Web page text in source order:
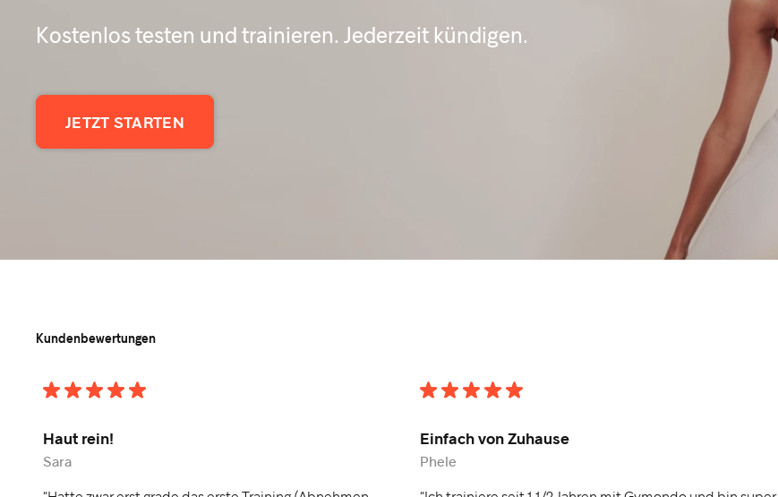
Kostenlos testen und trainieren. Jederzeit kündigen.
JETZT STARTEN
Kundenbewertungen
Haut rein!
Sara
Einfach von Zuhause
Phele